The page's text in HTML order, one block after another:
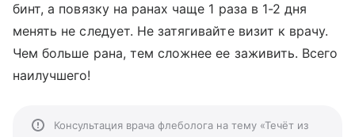
бинт, а повязку на ранах чаще 1 раза в 1-2 дня
менять не следует. Не затягивайте визит к врачу.
Чем больше рана, тем сложнее ее заживить. Всего
наилучшего!
Консультация врача флеболога на тему «Течёт из